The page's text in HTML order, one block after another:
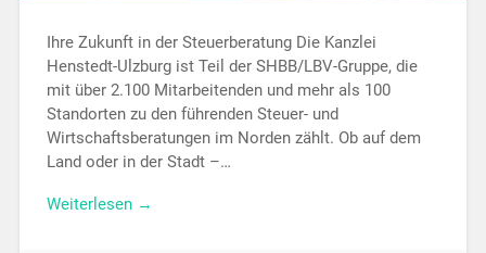
Ihre Zukunft in der Steuerberatung Die Kanzlei
Henstedt-Ulzburg ist Teil der SHBB/LBV-Gruppe, die
mit über 2.100 Mitarbeitenden und mehr als 100
Standorten zu den führenden Steuer- und
Wirtschaftsberatungen im Norden zählt. Ob auf dem
Land oder in der Stadt –…
Weiterlesen →